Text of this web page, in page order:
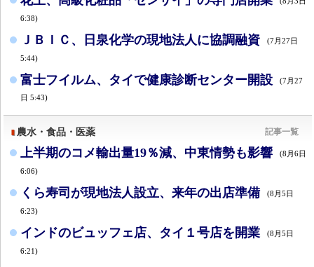
6:38)
ＪＢＩＣ、日泉化学の現地法人に協調融資 (7月27日
5:44)
富士フイルム、タイで健康診断センター開設
(7月27
日 5:43)
農水・食品・医薬 記事一覧
上半期のコメ輸出量19％減、中東情勢も影響 (8月6日
6:06)
くら寿司が現地法人設立、来年の出店準備 (8月5日
6:23)
インドのビュッフェ店、タイ１号店を開業 (8月5日
6:21)